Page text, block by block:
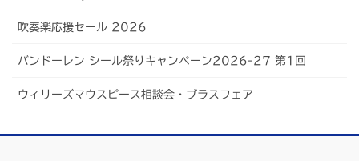
吹奏楽応援セール 2026
バンドーレン シール祭りキャンペーン2026-27 第1回
ウィリーズマウスピース相談会・ブラスフェア